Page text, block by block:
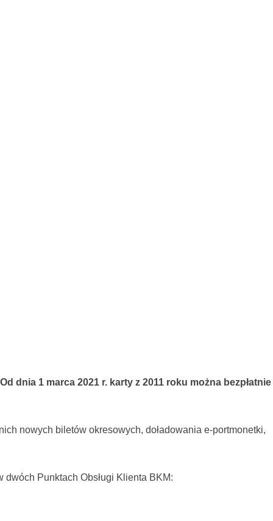
dnia 1 marca 2021 r. karty z 2011 roku można bezpłatnie
nowych biletów okresowych, doładowania e-portmonetki,
dwóch Punktach Obsługi Klienta BKM: